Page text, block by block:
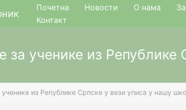
Почетна Новости О нама
Контакт
ученике из Републике
из Републике Српске у вези уписа у нашу